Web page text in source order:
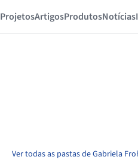
ProjetosArtigosProdutosNotícias
Ver todas as pastas de Gabriela